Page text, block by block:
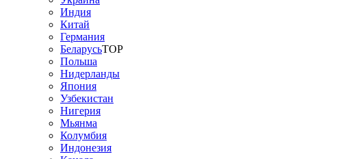
Индия
Китай
Германия
БеларусьTOP
Польша
Нидерланды
Япония
Узбекистан
Нигерия
Мьянма
Колумбия
Индонезия